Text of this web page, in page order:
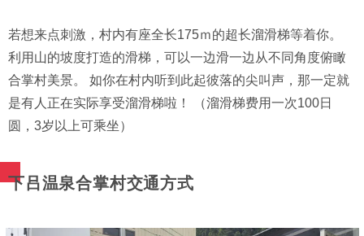
若想来点刺激，村内有座全长175ｍ的超长溜滑梯等着你。
利用山的坡度打造的滑梯，可以一边滑一边从不同角度俯瞰
合掌村美景。 如你在村内听到此起彼落的尖叫声，那一定就
是有人正在实际享受溜滑梯啦！ （溜滑梯费用一次100日
圆，3岁以上可乘坐）
下吕温泉合掌村交通方式